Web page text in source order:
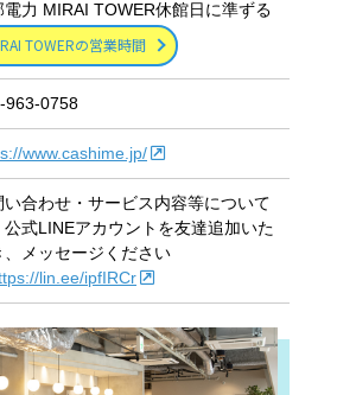
電力 MIRAI TOWER休館日に準ずる
TOWERの営業時間
963-0758
www.cashime.jp/
い合わせ・サービス内容等について
公式LINEアカウントを友達追加いた
、メッセージください
lin.ee/ipfIRCr